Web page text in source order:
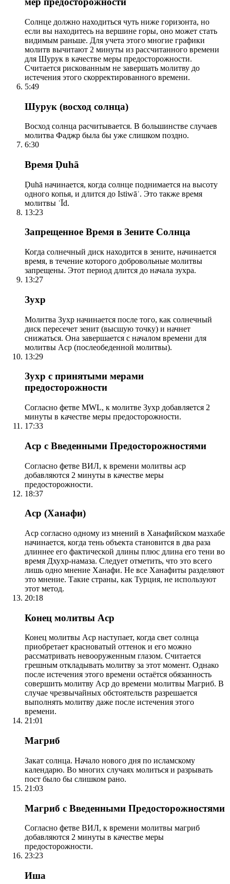
Солнце должно находиться чуть ниже горизонта, но
если вы находитесь на вершине горы, оно может стать
видимым раньше. Для учета этого многие графики
молитв вычитают 2 минуты из рассчитанного времени
для Шурук в качестве меры предосторожности.
Считается рискованным не завершать молитву до
истечения этого скорректированного времени.
5:49
Шурук (восход солнца)
Восход солнца расчитывается. В большинстве случаев
молитва Фаджр была бы уже слишком поздно.
6:30
Время Ḍuhā
Ḍuhā начинается, когда солнце поднимается на высоту
одного копья, и длится до Istiwāʾ. Это также время
молитвы ʿĪd.
13:23
Запрещенное Время в Зените Солнца
Когда солнечный диск находится в зените, начинается
время, в течение которого добровольные молитвы
запрещены. Этот период длится до начала зухра.
13:27
Зухр
Молитва Зухр начинается после того, как солнечный
диск пересечет зенит (высшую точку) и начнет
снижаться. Она завершается с началом времени для
молитвы Аср (послеобеденной молитвы).
13:29
Зухр с принятыми мерами
предосторожности
Согласно фетве MWL, к молитве Зухр добавляется 2
минуты в качестве меры предосторожности.
17:33
Аср с Введенными Предосторожностями
Согласно фетве ВИЛ, к времени молитвы аср
добавляются 2 минуты в качестве меры
предосторожности.
18:37
Аср (Ханафи)
Аср согласно одному из мнений в Ханафийском мазхабе
начинается, когда тень объекта становится в два раза
длиннее его фактической длины плюс длина его тени во
время Дхухр-намаза. Следует отметить, что это всего
лишь одно мнение Ханафи. Не все Ханафиты разделяют
это мнение. Такие страны, как Турция, не используют
этот метод.
20:18
Конец молитвы Аср
Конец молитвы Аср наступает, когда свет солнца
приобретает красноватый оттенок и его можно
рассматривать невооруженным глазом. Считается
грешным откладывать молитву за этот момент. Однако
после истечения этого времени остаётся обязанность
совершить молитву Аср до времени молитвы Магриб. В
случае чрезвычайных обстоятельств разрешается
выполнять молитву даже после истечения этого
времени.
21:01
Магриб
Закат солнца. Начало нового дня по исламскому
календарю. Во многих случаях молиться и разрывать
пост было бы слишком рано.
21:03
Магриб с Введенными Предосторожностями
Согласно фетве ВИЛ, к времени молитвы магриб
добавляются 2 минуты в качестве меры
предосторожности.
23:23
Иша